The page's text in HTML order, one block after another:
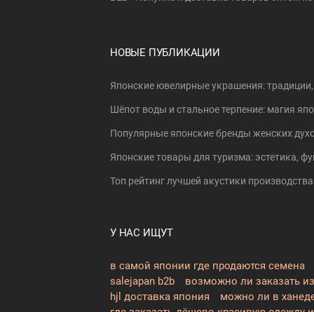
НОВЫЕ ПУБЛИКАЦИИ
Японские ювелирные украшения:
Шёпот воды и стальное терпение: магия
Популярные японские бренды женских
Японские товары для туризма: эстетика,
Топ рейтинг лучшей акустики
У НАС ИЩУТ
в самой японии где продаются семена
salejapan b2b
возможно ли заказать
hjl доставка япония
можно ли в